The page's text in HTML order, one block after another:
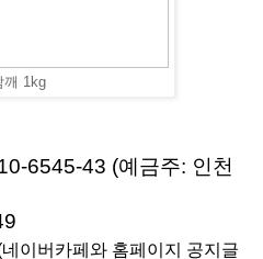
깨 1kg
6545-43 (예금주: 인천
네이버카페와 홈페이지 공지글